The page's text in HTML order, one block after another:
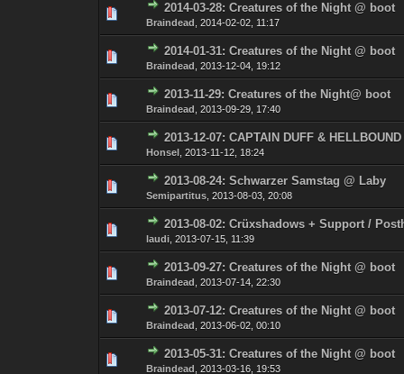
2014-03-28: Creatures of the Night @ boot
Braindead ,2014-02-02, 11:17
0 Bewertung(en) - 0 1
2014-01-31: Creatures of the Night @ boot
Braindead ,2013-12-04, 19:12
0 Bewertung(en) - 0 1
2013-11-29: Creatures of the Night@ boot
Braindead ,2013-09-29, 17:40
0 Bewertung(en) - 0
2013-12-07: CAPTAIN DUFF &
Honsel ,2013-11-12, 18:24
0 Bewertung(en) - 0 1
2013-08-24: Schwarzer Samstag @ Laby
Semipartitus ,2013-08-03, 20:08
0 Bewertung(en) - 0
2013-08-02: Crüxshadows + Support /
laudi ,2013-07-15, 11:39
0 Bewertung(en) - 0 1
2013-09-27: Creatures of the Night @ boot
Braindead ,2013-07-14, 22:30
0 Bewertung(en) - 0 1
2013-07-12: Creatures of the Night @ boot
Braindead ,2013-06-02, 00:10
0 Bewertung(en) - 0 1
2013-05-31: Creatures of the Night @ boot
Braindead ,2013-03-16, 19:53
0 Bewertung(en) - 0 1